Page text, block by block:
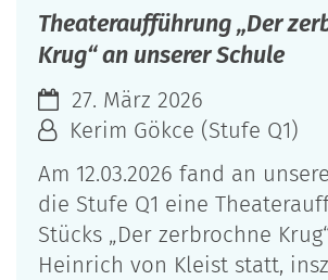
Theateraufführung „Der
Krug“ an unserer Schule
27. März 2026
Kerim Gökce (Stufe Q1)
Am 12.03.2026 fand an
die Stufe Q1 eine
Stücks „Der zerbrochne
Heinrich von Kleist statt,